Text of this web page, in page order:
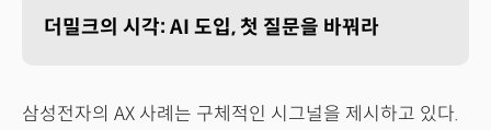
더밀크의 시각: AI 도입, 첫 질문을 바꿔라
삼성전자의 AX 사례는 구체적인 시그널을 제시하고 있다.